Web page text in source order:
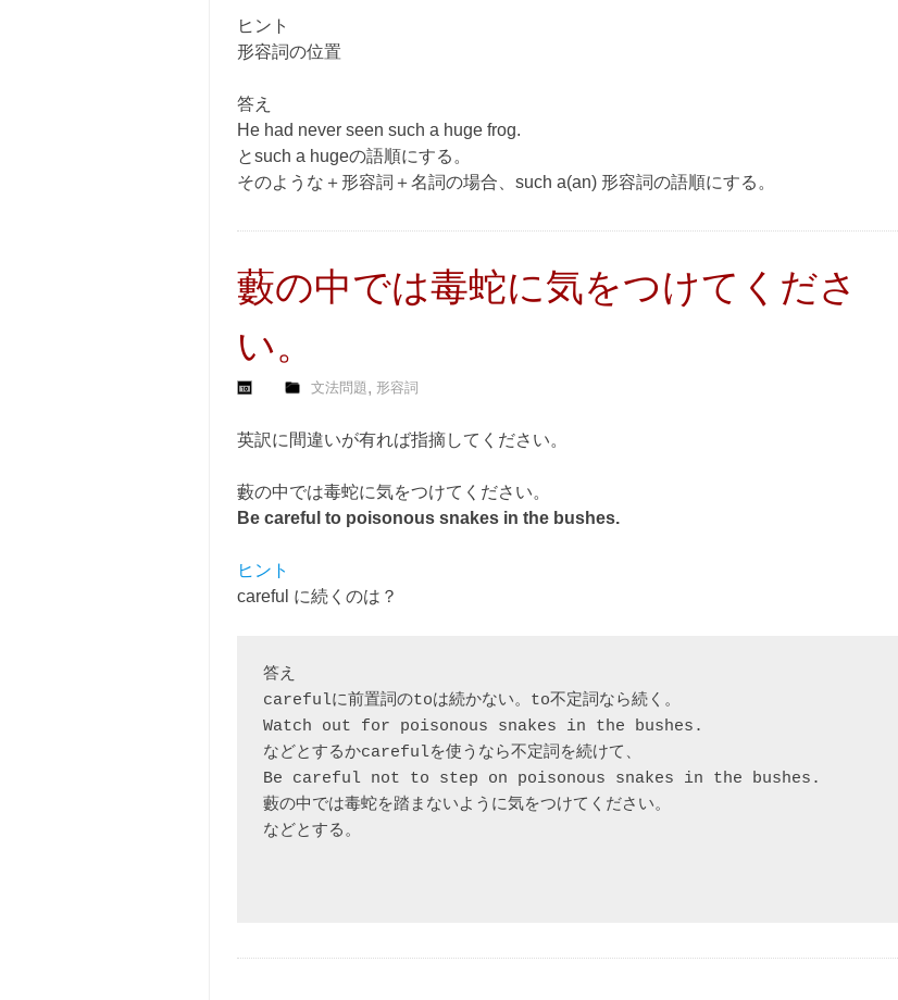
ヒント
形容詞の位置
答え
He had never seen such a huge frog.
とsuch a hugeの語順にする。
そのような＋形容詞＋名詞の場合、such a(an) 形容詞の語順にする。
藪の中では毒蛇に気をつけてくださ
い。
文法問題, 形容詞
英訳に間違いが有れば指摘してください。
藪の中では毒蛇に気をつけてください。
Be careful to poisonous snakes in the bushes.
ヒント
careful に続くのは？
答え
carefulに前置詞のtoは続かない。to不定詞なら続く。
Watch out for poisonous snakes in the bushes.
などとするかcarefulを使うなら不定詞を続けて、
Be careful not to step on poisonous snakes in the bushes.
藪の中では毒蛇を踏まないように気をつけてください。
などとする。